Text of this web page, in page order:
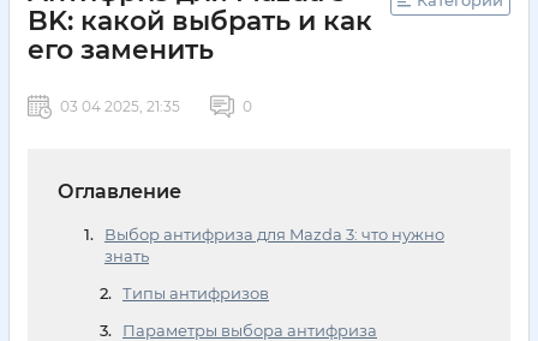
BK: какой выбрать и как
его заменить
03 04 2025, 21:35 0
Оглавление
Выбор антифриза для Mazda 3: что нужно
знать
Типы антифризов
Параметры выбора антифриза